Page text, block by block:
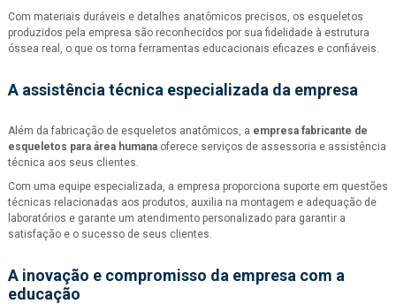
Com materiais duráveis e detalhes anatômicos precisos, os esqueletos
produzidos pela empresa são reconhecidos por sua fidelidade à estrutura
óssea real, o que os torna ferramentas educacionais eficazes e confiáveis.
A assistência técnica especializada da empresa
Além da fabricação de esqueletos anatômicos, a empresa fabricante de
esqueletos para área humana oferece serviços de assessoria e assistência
técnica aos seus clientes.
Com uma equipe especializada, a empresa proporciona suporte em questões
técnicas relacionadas aos produtos, auxilia na montagem e adequação de
laboratórios e garante um atendimento personalizado para garantir a
satisfação e o sucesso de seus clientes.
A inovação e compromisso da empresa com a
educação